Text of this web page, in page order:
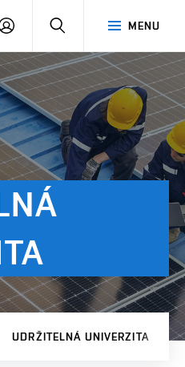
MENU
PŘIHLÁSIT
UDRŽITELNÁ UNIVERZITA